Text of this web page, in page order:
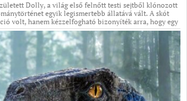
Dolly, a világ első felnőtt testi sejtből klónozott
egyik legismertebb állatává vált. A skót
volt, hanem kézzelfogható bizonyíték arra, hogy egy